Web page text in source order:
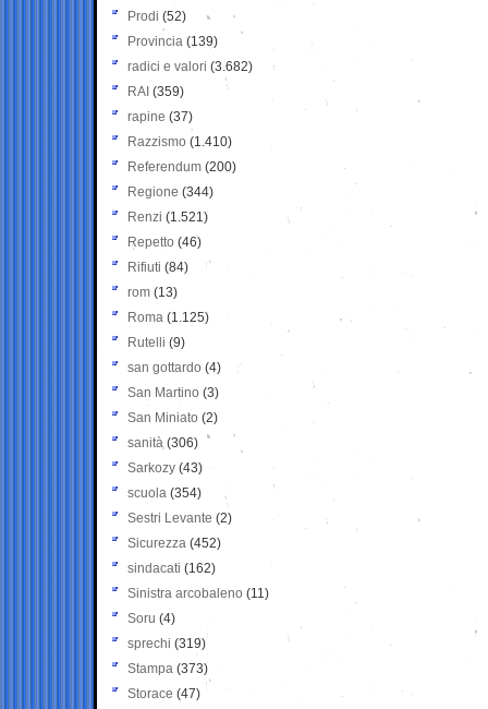
Prodi (52)
Provincia (139)
radici e valori (3.682)
RAI (359)
rapine (37)
Razzismo (1.410)
Referendum (200)
Regione (344)
Renzi (1.521)
Repetto (46)
Rifiuti (84)
rom (13)
Roma (1.125)
Rutelli (9)
san gottardo (4)
San Martino (3)
San Miniato (2)
sanità (306)
Sarkozy (43)
scuola (354)
Sestri Levante (2)
Sicurezza (452)
sindacati (162)
Sinistra arcobaleno (11)
Soru (4)
sprechi (319)
Stampa (373)
Storace (47)